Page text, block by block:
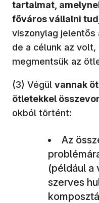
tartalmat,
főváros vállalni
viszonylag
de a célunk az
megmentsük az
(3) Végül vannak
ötletekkel
okból történt:
Az
(például a
szerves